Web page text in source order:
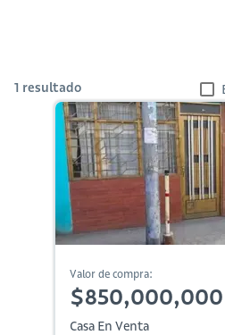
1 resultado
Valor de compra:
$850,000,000
Casa En Venta